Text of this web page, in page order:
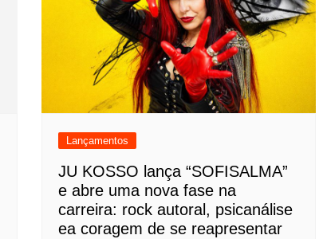
Lançamentos
JU KOSSO lança “SOFISALMA”
e abre uma nova fase na
carreira: rock autoral, psicanálise
ea coragem de se reapresentar